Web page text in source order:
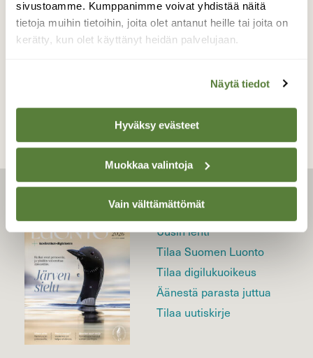
sivustoamme. Kumppanimme voivat yhdistää näitä
tietoja muihin tietoihin, joita olet antanut heille tai joita on
kerätty, kun olet käyttänyt heidän palvelujaan.
Näytä tiedot
Hyväksy evästeet
Muokkaa valintoja
Vain välttämättömät
Valokuvaaja: Arja Valtonen, Mukkula Lahti 2.9.2025
LEHTI
Uusin lehti
Tilaa Suomen Luonto
Tilaa digilukuoikeus
Äänestä parasta juttua
Tilaa uutiskirje